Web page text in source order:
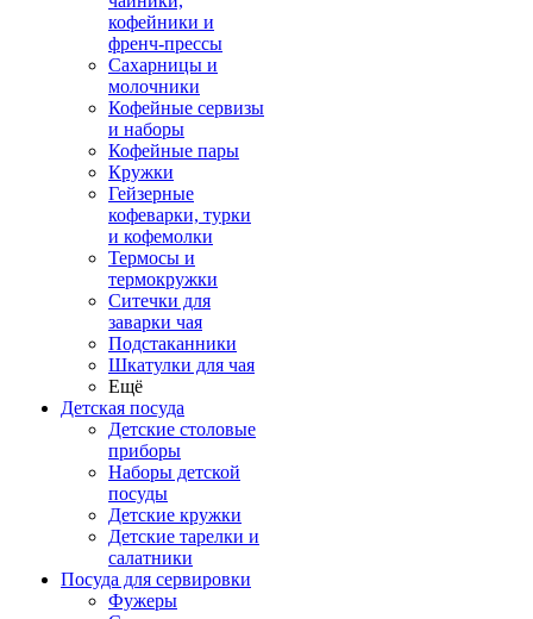
кофейники и
френч-прессы
Сахарницы и
молочники
Кофейные сервизы
и наборы
Кофейные пары
Кружки
Гейзерные
кофеварки, турки
и кофемолки
Термосы и
термокружки
Ситечки для
заварки чая
Подстаканники
Шкатулки для чая
Ещё
Детская посуда
Детские столовые
приборы
Наборы детской
посуды
Детские кружки
Детские тарелки и
салатники
Посуда для сервировки
Фужеры